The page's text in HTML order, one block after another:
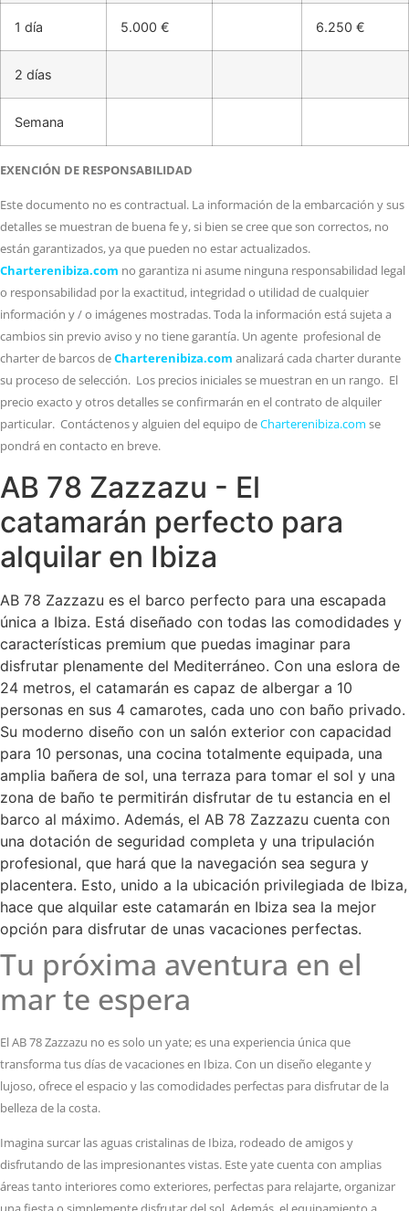
1 día 5.000 € 6.250 €
2 días
Semana
EXENCIÓN DE RESPONSABILIDAD
Este documento no es contractual. La información de la embarcación y sus
detalles se muestran de buena fe y, si bien se cree que son correctos, no
están garantizados, ya que pueden no estar actualizados.
Charterenibiza.com no garantiza ni asume ninguna responsabilidad legal
o responsabilidad por la exactitud, integridad o utilidad de cualquier
información y / o imágenes mostradas. Toda la información está sujeta a
cambios sin previo aviso y no tiene garantía. Un agente profesional de
charter de barcos deCharterenibiza.com analizará cada charter durante
su proceso de selección. Los precios iniciales se muestran en un rango. El
precio exacto y otros detalles se confirmarán en el contrato de alquiler
particular. Contáctenos y alguien del equipo deCharterenibiza.com se
pondrá en contacto en breve.
AB 78 Zazzazu - El
catamarán perfecto para
alquilar en Ibiza
AB 78 Zazzazu es el barco perfecto para una escapada
única a Ibiza. Está diseñado con todas las comodidades y
características premium que puedas imaginar para
disfrutar plenamente del Mediterráneo. Con una eslora de
24 metros, el catamarán es capaz de albergar a 10
personas en sus 4 camarotes, cada uno con baño privado.
Su moderno diseño con un salón exterior con capacidad
para 10 personas, una cocina totalmente equipada, una
amplia bañera de sol, una terraza para tomar el sol y una
zona de baño te permitirán disfrutar de tu estancia en el
barco al máximo. Además, el AB 78 Zazzazu cuenta con
una dotación de seguridad completa y una tripulación
profesional, que hará que la navegación sea segura y
placentera. Esto, unido a la ubicación privilegiada de Ibiza,
hace que alquilar este catamarán en Ibiza sea la mejor
opción para disfrutar de unas vacaciones perfectas.
Tu próxima aventura en el
mar te espera
El AB 78 Zazzazu no es solo un yate; es una experiencia única que
transforma tus días de vacaciones en Ibiza. Con un diseño elegante y
lujoso, ofrece el espacio y las comodidades perfectas para disfrutar de la
belleza de la costa.
Imagina surcar las aguas cristalinas de Ibiza, rodeado de amigos y
disfrutando de las impresionantes vistas. Este yate cuenta con amplias
áreas tanto interiores como exteriores, perfectas para relajarte, organizar